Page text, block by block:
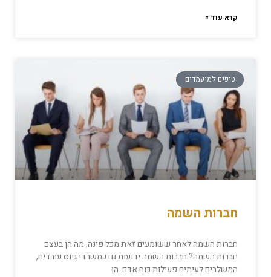
קרא עוד »
טיפים למועמדים
חברות השמה
חברות השמה לאחר ששומעים זאת מכל פינה, מה הן בעצם
חברות השמה? חברות השמה ידועות גם כמשרדי גיוס עובדים,
המשלבים לעיתים פעילות כוח אדם. הן